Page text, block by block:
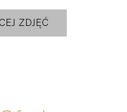
ZDJĘĆ